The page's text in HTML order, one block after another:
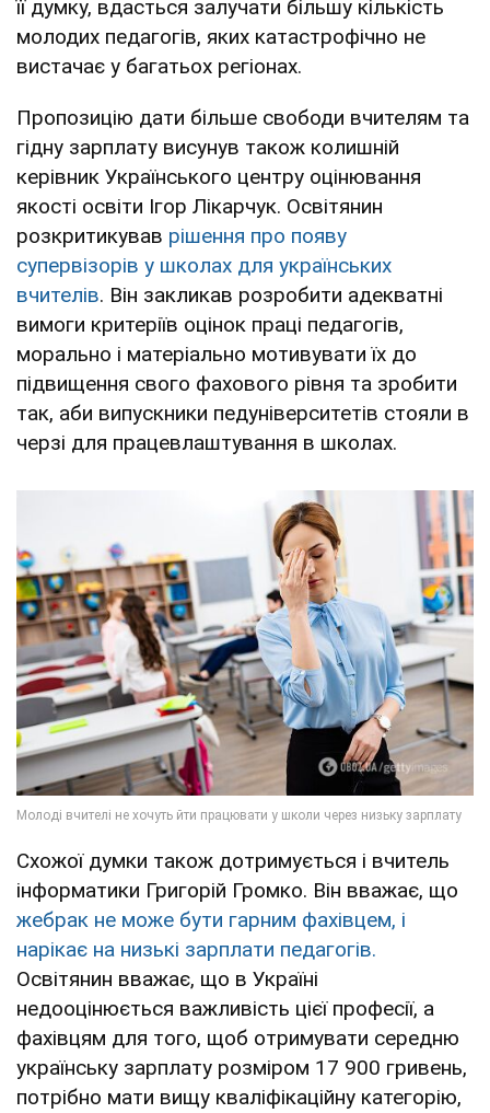
її думку, вдасться залучати більшу кількість
молодих педагогів, яких катастрофічно не
вистачає у багатьох регіонах.
Пропозицію дати більше свободи вчителям та
гідну зарплату висунув також колишній
керівник Українського центру оцінювання
якості освіти Ігор Лікарчук. Освітянин
розкритикував рішення про появу
супервізорів у школах для українських
вчителів. Він закликав розробити адекватні
вимоги критеріїв оцінок праці педагогів,
морально і матеріально мотивувати їх до
підвищення свого фахового рівня та зробити
так, аби випускники педуніверситетів стояли в
черзі для працевлаштування в школах.
Схожої думки також дотримується і вчитель
інформатики Григорій Громко. Він вважає, що
жебрак не може бути гарним фахівцем, і
нарікає на низькі зарплати педагогів.
Освітянин вважає, що в Україні
недооцінюється важливість цієї професії, а
фахівцям для того, щоб отримувати середню
українську зарплату розміром 17 900 гривень,
потрібно мати вищу кваліфікаційну категорію,